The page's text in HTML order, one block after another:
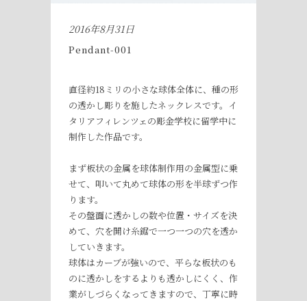
2016年8月31日
Pendant-001
直径約18ミリの小さな球体全体に、種の形
の透かし彫りを施したネックレスです。イ
タリアフィレンツェの彫金学校に留学中に
制作した作品です。
まず板状の金属を球体制作用の金属型に乗
せて、叩いて丸めて球体の形を半球ずつ作
ります。
その盤面に透かしの数や位置・サイズを決
めて、穴を開け糸鋸で一つ一つの穴を透か
していきます。
球体はカーブが強いので、平らな板状のも
のに透かしをするよりも透かしにくく、作
業がしづらくなってきますので、丁寧に時